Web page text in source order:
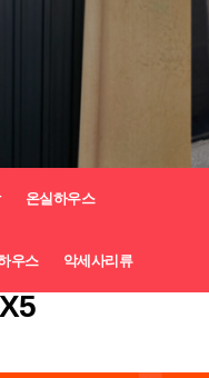
온실하우스
우스 악세사리류